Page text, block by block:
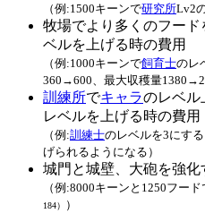
（例:1500キーンで研究所Lv2
牧場でより多くのフード
ベルを上げる時の費用
（例:1000キーンで飼育士のレ
360→600、最大収穫量
訓練所でキャラのレベル
レベルを上げる時の費用
（例:訓練士のレベルを3にする
げられるようになる）
城門と城壁、大砲を強化
（例:8000キーンと1250フー
184）
）